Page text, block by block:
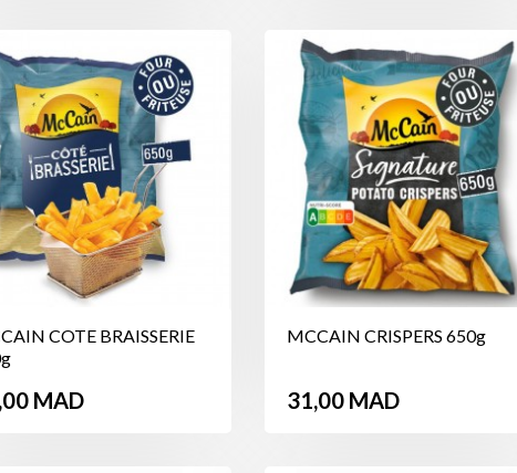
COTE BRAISSERIE
MAD
MCCAIN CRISPERS 650g
Prix
31,00 MAD